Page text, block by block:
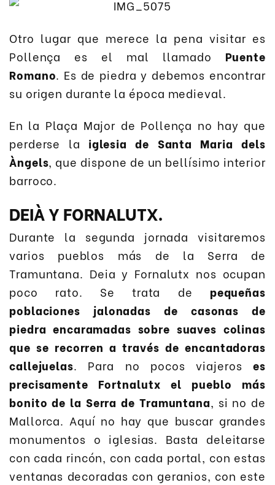
Otro lugar que merece la pena visitar es
Pollença es el mal llamado Puente
Romano. Es de piedra y debemos encontrar
su origen durante la época medieval.
En la Plaça Major de Pollença no hay que
perderse la iglesia de Santa Maria dels
Àngels, que dispone de un bellísimo interior
barroco.
DEIÀ Y FORNALUTX.
Durante la segunda jornada visitaremos
varios pueblos más de la Serra de
Tramuntana. Deia y Fornalutx nos ocupan
poco rato. Se trata de pequeñas
poblaciones jalonadas de casonas de
piedra encaramadas sobre suaves colinas
que se recorren a través de encantadoras
callejuelas. Para no pocos viajeroses
precisamente Fortnalutx el pueblo más
bonito de la Serra de Tramuntana, si no de
Mallorca. Aquí no hay que buscar grandes
monumentos o iglesias. Basta deleitarse
con cada rincón, con cada portal, con estas
ventanas decoradas con geranios, con este